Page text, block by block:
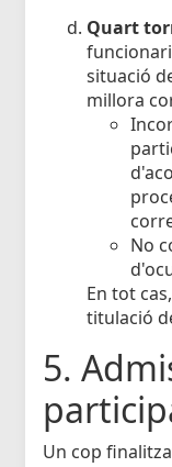
Quart
situació
millora
No
En tot
titulació
5.
Un cop